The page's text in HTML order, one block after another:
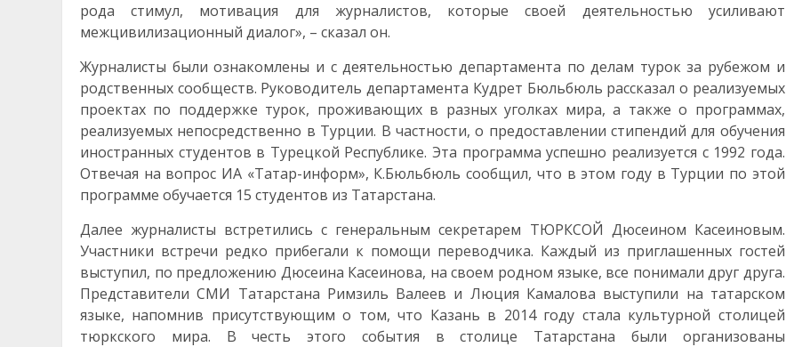
рода стимул, мотивация для журналистов, которые своей деятельностью усиливают
межцивилизационный диалог», – сказал он.
Журналисты были ознакомлены и с деятельностью департамента по делам турок за рубежом и
родственных сообществ. Руководитель департамента Кудрет Бюльбюль рассказал о реализуемых
проектах по поддержке турок, проживающих в разных уголках мира, а также о программах,
реализуемых непосредственно в Турции. В частности, о предоставлении стипендий для обучения
иностранных студентов в Турецкой Республике. Эта программа успешно реализуется с 1992 года.
Отвечая на вопрос ИА «Татар-информ», К.Бюльбюль сообщил, что в этом году в Турции по этой
программе обучается 15 студентов из Татарстана.
Далее журналисты встретились с генеральным секретарем ТЮРКСОЙ Дюсеином Касеиновым.
Участники встречи редко прибегали к помощи переводчика. Каждый из приглашенных гостей
выступил, по предложению Дюсеина Касеинова, на своем родном языке, все понимали друг друга.
Представители СМИ Татарстана Римзиль Валеев и Люция Камалова выступили на татарском
языке, напомнив присутствующим о том, что Казань в 2014 году стала культурной столицей
тюркского мира. В честь этого события в столице Татарстана были организованы